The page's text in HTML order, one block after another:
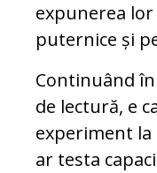
expunerea
puternice și
Continuând
de lectură, e
ex­periment la
ar testa